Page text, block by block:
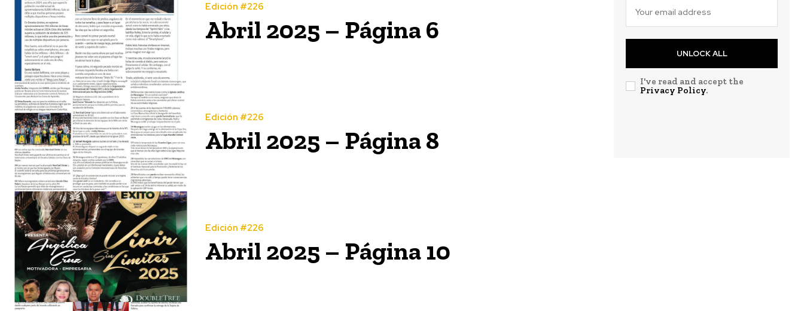
Edición #226
Abril 2025 – Página 6
Edición #226
Abril 2025 – Página 8
Edición #226
Abril 2025 – Página 10
UNLOCK ALL
I've read and accept the
Privacy Policy.